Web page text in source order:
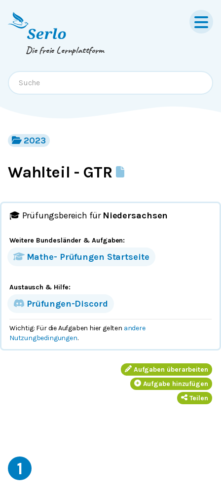
Springe zum
Die freie Lernplattform
2023
Wahlteil - GTR
🎓 Prüfungsbereich für Niedersachsen
Weitere Bundesländer & Aufgaben:
Mathe- Prüfungen Startseite
Austausch & Hilfe:
Prüfungen-Discord
Wichtig: Für die Aufgaben hier gelten andere
Nutzungbedingungen.
Aufgaben überarbeiten
Aufgabe hinzufügen
Teilen
1